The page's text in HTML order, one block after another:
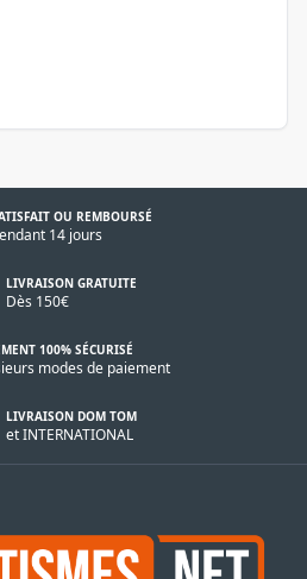
OU REMBOURSÉ
14 jours
LIVRAISON GRATUITE
Dès 150€
100% SÉCURISÉ
modes de paiement
LIVRAISON DOM TOM
et INTERNATIONAL